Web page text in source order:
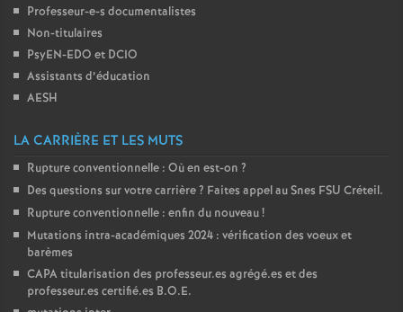
Professeur-e-s documentalistes
Non-titulaires
PsyEN-EDO et DCIO
Assistants d’éducation
AESH
LA CARRIÈRE ET LES MUTS
Rupture conventionnelle : Où en est-on ?
Des questions sur votre carrière? Faites appel au Snes FSU Créteil.
Rupture conventionnelle : enfin du nouveau!
Mutations intra-académiques 2024 : vérification des voeux et
barèmes
CAPAtitularisation des professeur.es agrégé.es et des
professeur.es certifié.es B.O.E.